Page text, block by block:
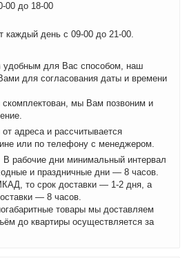
00 до 18-00
каждый день с 09-00 до 21-00.
удобным для Вас способом, наш
для согласования даты и времени
скомплектован, мы Вам позвоним и
адреса и рассчитывается
или по телефону с менеджером.
рабочие дни минимальный интервал
и праздничные дни — 8 часов.
то срок доставки — 1-2 дня, а
— 8 часов.
товары мы доставляем
до квартиры осуществляется за